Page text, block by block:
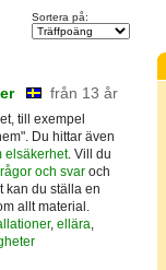
Sortera på:
från 13 år
till exempel
Du hittar även
elsäkerhet. Vill du
och svaroch
kan du ställa en
allt material.
, ellära